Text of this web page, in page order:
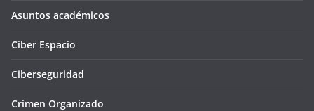
Asuntos académicos
Ciber Espacio
Ciberseguridad
Crimen Organizado